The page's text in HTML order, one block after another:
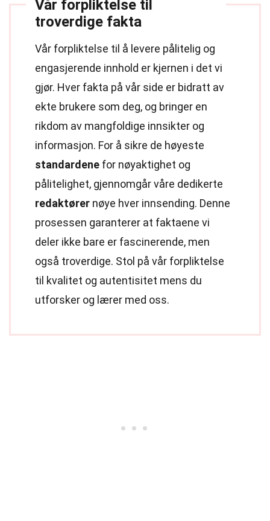
Vår forpliktelse til
troverdige fakta
Vår forpliktelse til å levere pålitelig og
engasjerende innhold er kjernen i det vi
gjør. Hver fakta på vår side er bidratt av
ekte brukere som deg, og bringer en
rikdom av mangfoldige innsikter og
informasjon. For å sikre de høyeste
standardene for nøyaktighet og
pålitelighet, gjennomgår våre dedikerte
redaktører nøye hver innsending. Denne
prosessen garanterer at faktaene vi
deler ikke bare er fascinerende, men
også troverdige. Stol på vår forpliktelse
til kvalitet og autentisitet mens du
utforsker og lærer med oss.